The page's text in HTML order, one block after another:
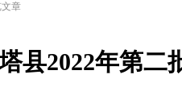
章
县2022年第